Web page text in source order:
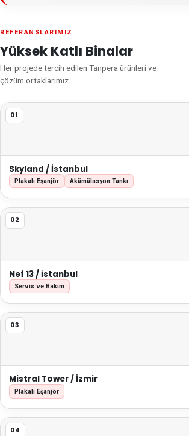
REFERANSLARIMIZ
Yüksek Katlı Binalar
Her projede tercih edilen Tanpera ürünleri ve
çözüm ortaklarımız.
01
Skyland / İstanbul
Plakalı Eşanjör Akümülasyon Tankı
02
Nef 13 / İstanbul
Servis ve Bakım
03
Mistral Tower / İzmir
Plakalı Eşanjör
04